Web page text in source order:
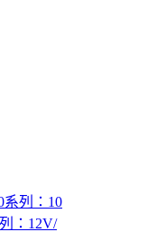
列：10
：12V/